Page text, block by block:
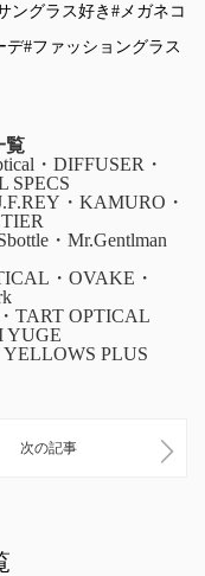
ングラス好き #メガネコ
デ#ファッショングラス
覧
・DIFFUSER・
SPECS
・KAMURO・
・Mr.Gentlman
・OVAKE・
・TART OPTICAL
YUGE
PLUS
次の記事